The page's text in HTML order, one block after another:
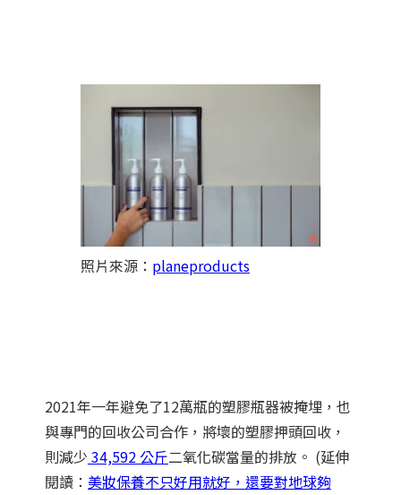
照片來源： planeproducts
2021年一年避免了12萬瓶的塑膠瓶器被掩埋，也
與專門的回收公司合作，將壞的塑膠押頭回收，
則減少 34,592 公斤二氧化碳當量的排放。 (延伸
閱讀： 美妝保養不只好用就好，還要對地球夠